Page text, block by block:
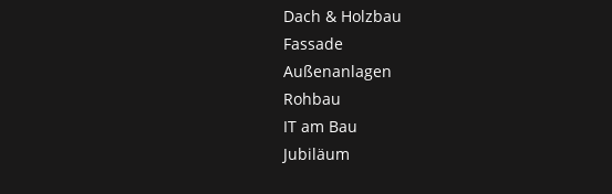
Dach & Holzbau
Fassade
Außenanlagen
Rohbau
IT am Bau
Jubiläum